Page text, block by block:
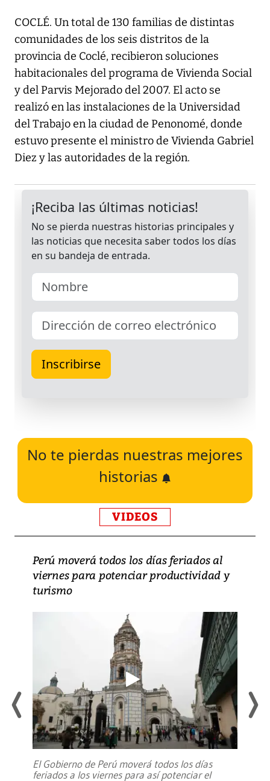
COCLÉ. Un total de 130 familias de distintas
comunidades de los seis distritos de la
provincia de Coclé, recibieron soluciones
habitacionales del programa de Vivienda Social
y del Parvis Mejorado del 2007. El acto se
realizó en las instalaciones de la Universidad
del Trabajo en la ciudad de Penonomé, donde
estuvo presente el ministro de Vivienda Gabriel
Diez y las autoridades de la región.
No te pierdas nuestras mejores
historias
VIDEOS
Perú moverá todos los días feriados al
viernes para potenciar productividad y
turismo
El Gobierno de Perú moverá todos los días
feriados a los viernes para así potenciar el